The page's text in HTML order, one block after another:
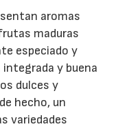
aromas
maduras
especiado y
y buena
dulces y
hecho, un
variedades